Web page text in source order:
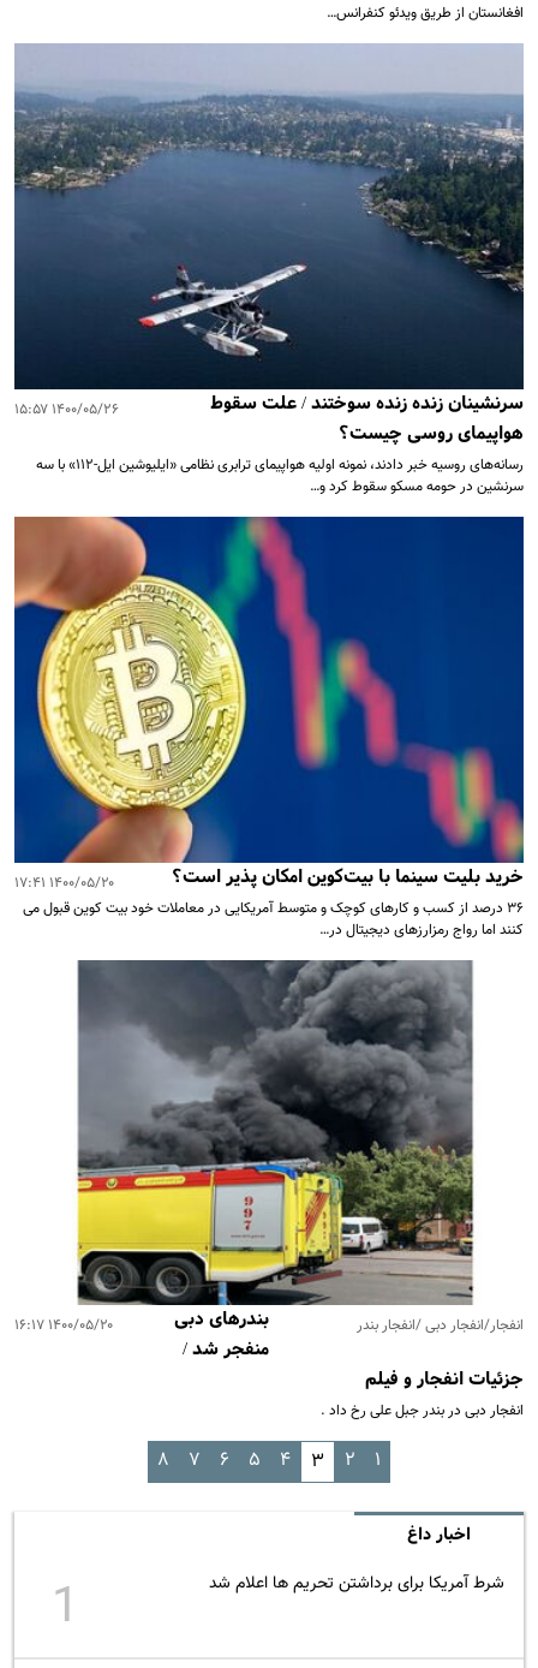
افغانستان از طریق ویدئو کنفرانس…
۱۴۰۰/۰۵/۲۶ ۱۵:۵۷
سرنشینان زنده زنده سوختند / علت سقوط
هواپیمای روسی چیست؟
رسانه‌های روسیه خبر دادند، نمونه اولیه هواپیمای ترابری نظامی «ایلیوشین ایل-۱۱۲» با سه
سرنشین در حومه مسکو سقوط کرد و…
۱۴۰۰/۰۵/۲۰ ۱۷:۴۱ خرید بلیت سینما با بیت‌کوین امکان پذیر است؟
۳۶ درصد از کسب و کارهای کوچک و متوسط آمریکایی در معاملات خود بیت کوین قبول می
کنند اما رواج رمزارزهای دیجیتال در…
۱۴۰۰/۰۵/۲۰ ۱۶:۱۷ انفجار/انفجار دبی /انفجار بندر
بندرهای دبی
منفجر شد /
جزئیات انفجار و فیلم
انفجار دبی در بندر جبل علی رخ داد .
۱ ۲ ۳ ۴ ۵ ۶ ۷ ۸
اخبار داغ
شرط آمریکا برای برداشتن تحریم ها اعلام شد 1